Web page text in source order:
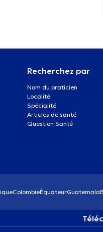
Recherchez par
Nom du praticien
Localité
Spécialité
Articles de santé
Question Santé
ColombieÉquateurGuatemala